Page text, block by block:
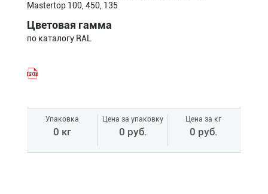
Mastertop 100, 450, 135
Цветовая гамма
по каталогу RAL
Упаковка
0 кг
Цена за упаковку
0 руб.
Цена за кг
0 руб.